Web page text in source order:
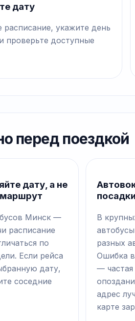
дату
расписание, укажите день
проверьте доступные
перед поездкой
дату, а не
Минск —
расписание
по
Если рейса
дату,
соседние
посадки
В
разных
Ошибка
— частая
адрес
карте